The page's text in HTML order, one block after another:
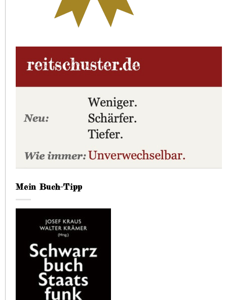
Mein Buch-Tipp